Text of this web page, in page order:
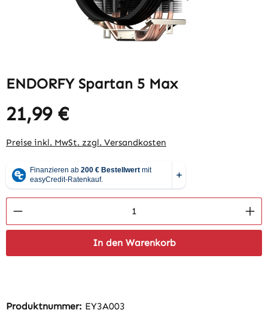
ENDORFY Spartan 5 Max
Regulärer Preis:
21,99 €
Preise inkl. MwSt. zzgl. Versandkosten
Produkt Anzahl: Gib den gewünschten
In den Warenkorb
Produktnummer: EY3A003